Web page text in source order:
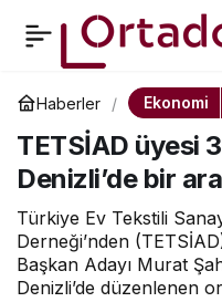
Haberler Ekonomi
TETSİAD üyesi
Denizli’de bir
Türkiye Ev Tekstili
Derneği’nden
Başkan Adayı Murat
Denizli’de düzenlenen
TETSİAD üyesi 350’ye
yakın sanayici
bir araya geldi